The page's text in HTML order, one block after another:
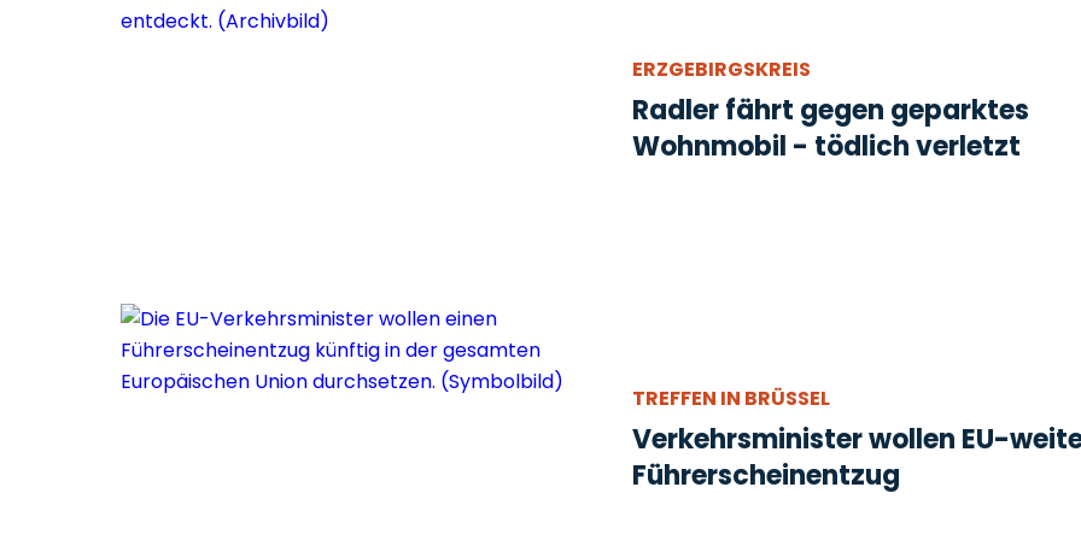
ERZGEBIRGSKREIS
Radler fährt gegen geparktes
Wohnmobil - tödlich verletzt
TREFFEN IN BRÜSSEL
Verkehrsminister wollen EU-
Führerscheinentzug